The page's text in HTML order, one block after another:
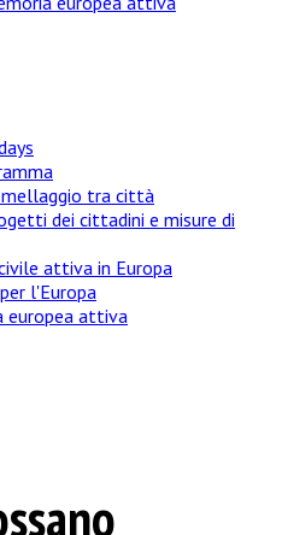
tra città
dei cittadini e misure di
attiva in Europa
l'Europa
europea attiva